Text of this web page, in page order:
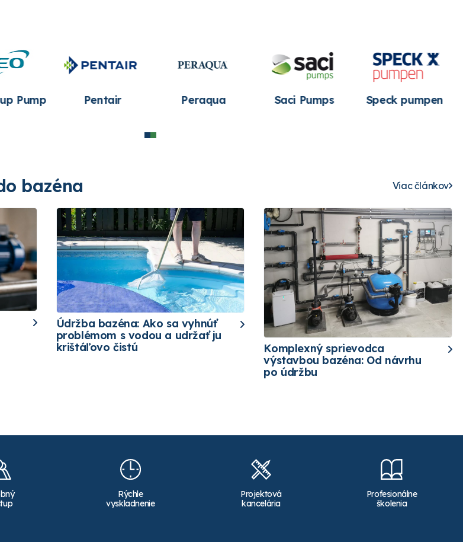
Pump Pentair Peraqua Saci Pumps Speck pumpen
bazéna Viac článkov
Údržba bazéna: Ako sa vyhnúť
problémom s vodou a udržať ju
krištáľovo čistú
Komplexný sprievodca
výstavbou bazéna: Od návrhu
po údržbu
Rýchle
vyskladnenie
Projektová
kancelária
Profesionálne
školenia